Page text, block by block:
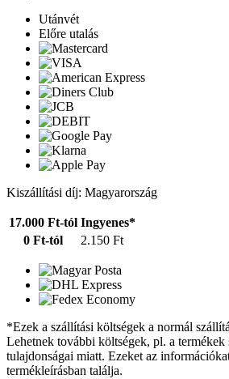
Utánvét
Előre utalás
Kiszállítási díj: Magyarország
17.000 Ft-tól Ingyenes*
0 Ft-tól
2.150 Ft
*Ezek a szállítási költségek a normál
Lehetnek további költségek, pl. a termékek
tulajdonságai miatt. Ezeket az
termékleírásban találja.